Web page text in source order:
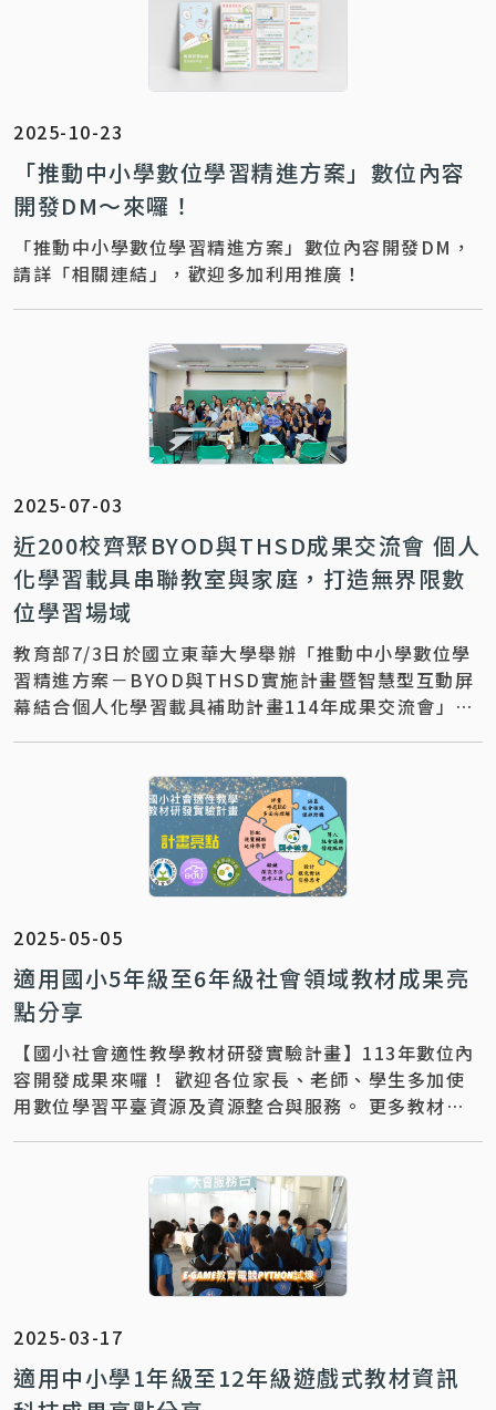
2025-10-23
「推動中小學數位學習精進方案」數位內容
開發DM～來囉！
「推動中小學數位學習精進方案」數位內容開發DM，
請詳「相關連結」，歡迎多加利用推廣！
2025-07-03
近200校齊聚BYOD與THSD成果交流會 個人
化學習載具串聯教室與家庭，打造無界限數
位學習場域
教育部7/3日於國立東華大學舉辦「推動中小學數位學
習精進方案－BYOD與THSD實施計畫暨智慧型互動屏
幕結合個人化學習載具補助計畫114年成果交流會」，
會聚焦於「學習成效」、「在家學習」、「親師合作與
載具管理」、「大屏教學」及「同步學習」五
2025-05-05
適用國小5年級至6年級社會領域教材成果亮
點分享
【國小社會適性教學教材研發實驗計畫】113年數位內
容開發成果來囉！ 歡迎各位家長、老師、學生多加使
用數位學習平臺資源及資源整合與服務。 更多教材教
naer7727@mail.naer.edu.tw
2025-03-17
適用中小學1年級至12年級遊戲式教材資訊